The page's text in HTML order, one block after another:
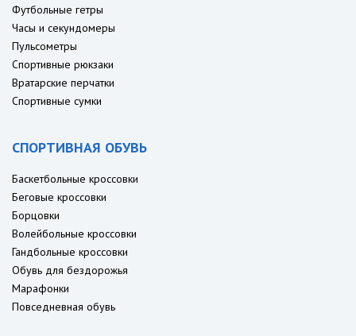
Футбольные гетры
Часы и секундомеры
Пульсометры
Спортивные рюкзаки
Вратарские перчатки
Спортивные сумки
СПОРТИВНАЯ ОБУВЬ
Баскетбольные кроссовки
Беговые кроссовки
Борцовки
Волейбольные кроссовки
Гандбольные кроссовки
Обувь для бездорожья
Марафонки
Повседневная обувь